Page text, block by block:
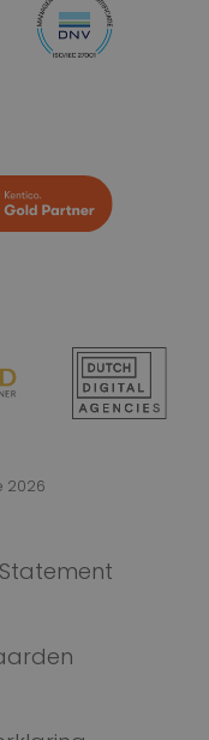
2026